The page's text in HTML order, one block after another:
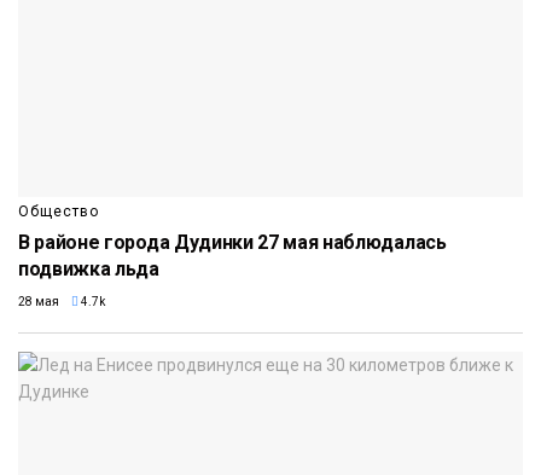
Общество
В районе города Дудинки 27 мая наблюдалась
подвижка льда
28 мая 4.7k